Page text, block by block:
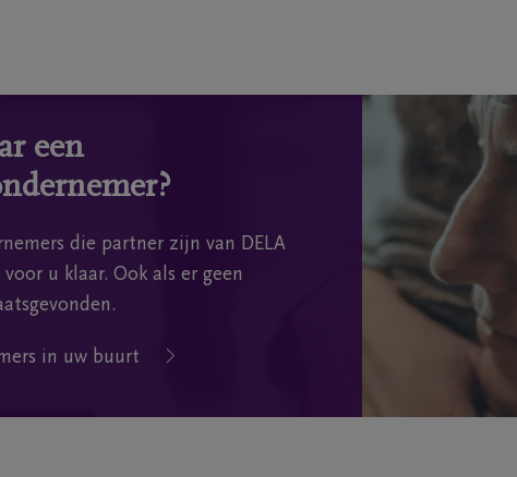
een
die partner zijn van DELA
u klaar. Ook als er geen
in uw buurt